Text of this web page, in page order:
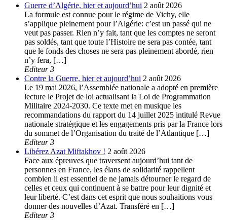
Guerre d’Algérie, hier et aujourd’hui 2 août 2026
La formule est connue pour le régime de Vichy, elle
s’applique pleinement pour l’Algérie: c’est un passé qui ne
veut pas passer. Rien n’y fait, tant que les comptes ne seront
pas soldés, tant que toute l’Histoire ne sera pas contée, tant
que le fonds des choses ne sera pas pleinement abordé, rien
n’y fera, […]
Editeur 3
Contre la Guerre, hier et aujourd’hui 2 août 2026
Le 19 mai 2026, l’Assemblée nationale a adopté en première
lecture le Projet de loi actualisant la Loi de Programmation
Militaire 2024-2030. Ce texte met en musique les
recommandations du rapport du 14 juillet 2025 intitulé Revue
nationale stratégique et les engagements pris par la France lors
du sommet de l’Organisation du traité de l’Atlantique […]
Editeur 3
Libérez Azat Miftakhov ! 2 août 2026
Face aux épreuves que traversent aujourd’hui tant de
personnes en France, les élans de solidarité rappellent
combien il est essentiel de ne jamais détourner le regard de
celles et ceux qui continuent à se battre pour leur dignité et
leur liberté. C’est dans cet esprit que nous souhaitions vous
donner des nouvelles d’Azat. Transféré en […]
Editeur 3